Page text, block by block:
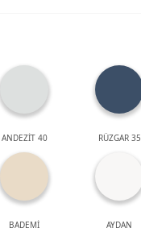
ANDEZİT 40 RÜZGAR 35
BADEMİ AYDAN